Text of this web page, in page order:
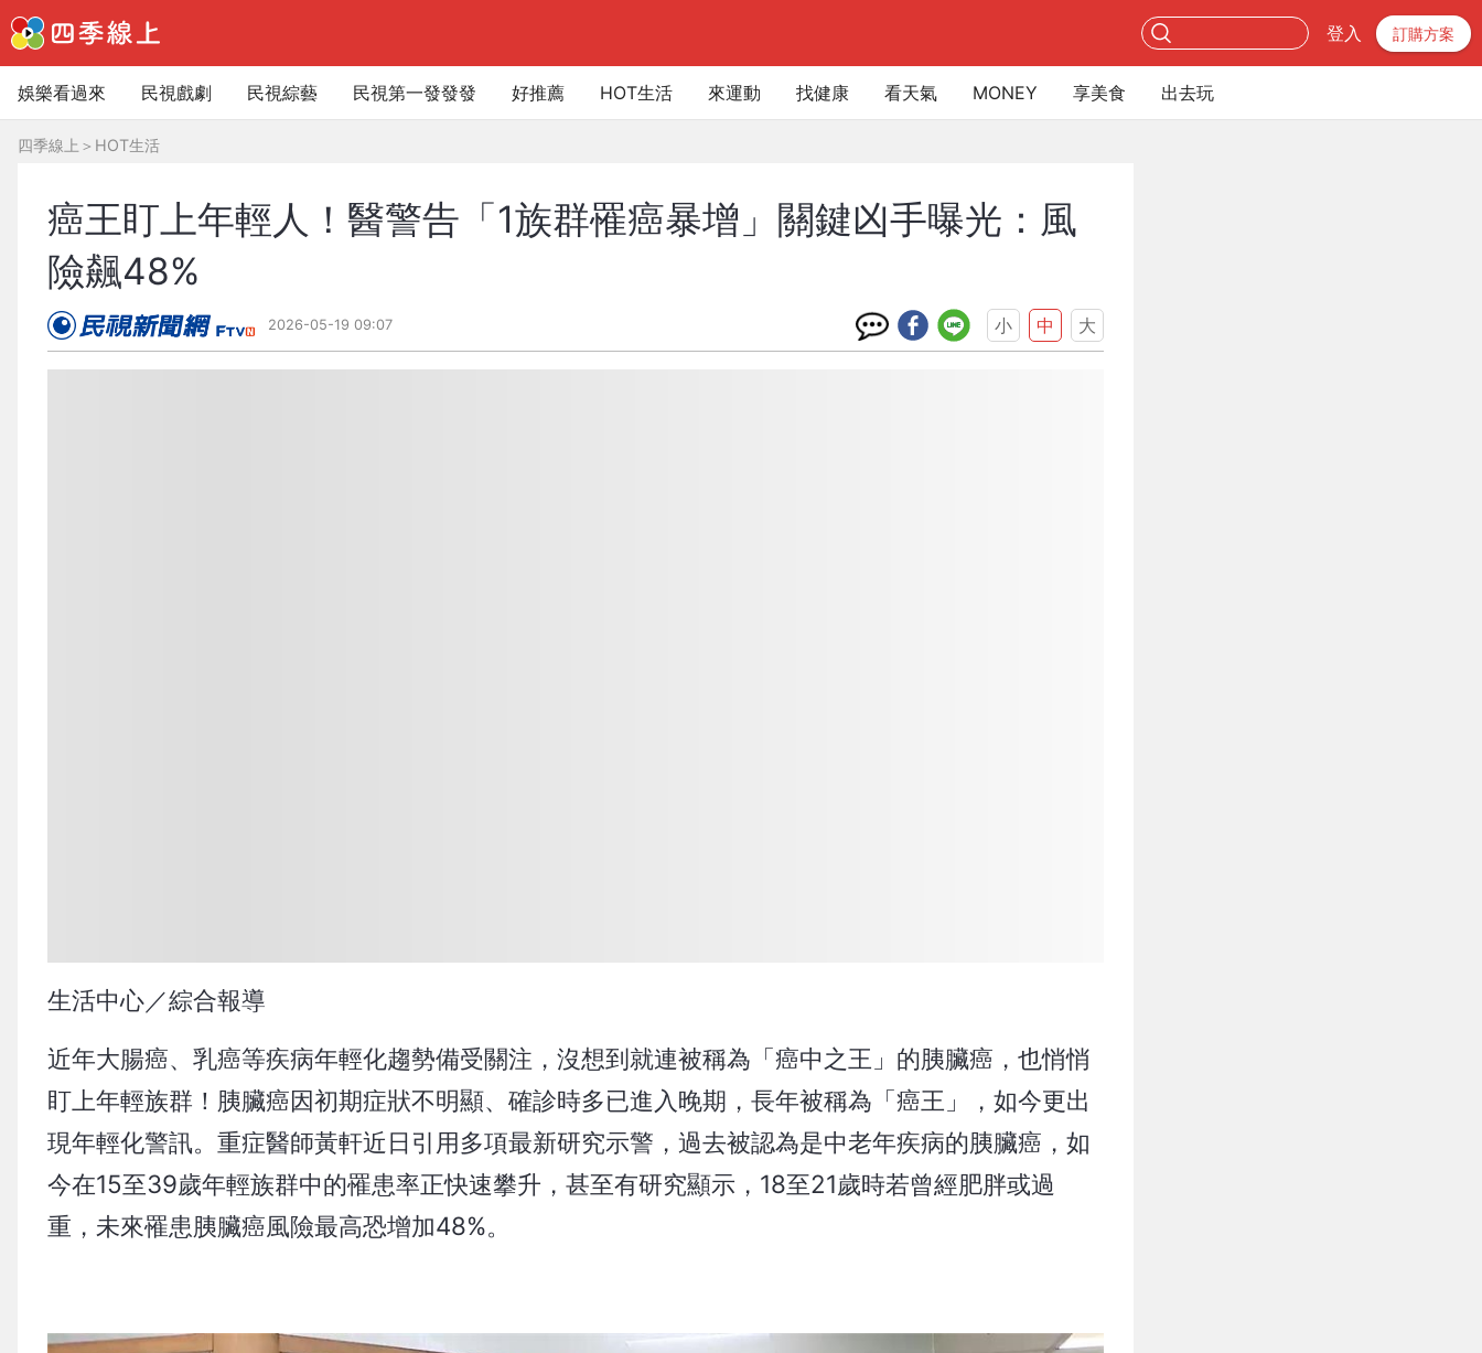
登入 訂購方案
娛樂看過來 民視戲劇 民視綜藝 民視第一發發發 好推薦 HOT生活 來運動 找健康 看天氣 MONEY 享美食 出去玩
四季線上 ＞ HOT生活
癌王盯上年輕人！醫警告「1族群罹癌暴增」關鍵凶手曝光：風
險飆48%
2026-05-19 09:07 小 中 大
生活中心／綜合報導
近年大腸癌、乳癌等疾病年輕化趨勢備受關注，沒想到就連被稱為「癌中之王」的胰臟癌，也悄悄
盯上年輕族群！胰臟癌因初期症狀不明顯、確診時多已進入晚期，長年被稱為「癌王」，如今更出
現年輕化警訊。重症醫師黃軒近日引用多項最新研究示警，過去被認為是中老年疾病的胰臟癌，如
今在15至39歲年輕族群中的罹患率正快速攀升，甚至有研究顯示，18至21歲時若曾經肥胖或過
重，未來罹患胰臟癌風險最高恐增加48%。